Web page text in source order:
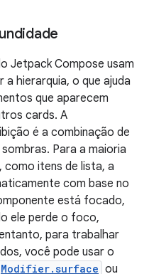
Jetpack Compose usam
hierarquia, o que ajuda
que aparecem
cards. A
é a combinação de
Para a maioria
como itens de lista, a
com base no
está focado,
ele perde o foco,
para trabalhar
você pode usar o
Modifier.surface ou